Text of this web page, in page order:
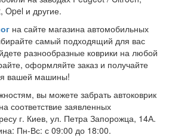
Opel и другие.
на сайте магазина автомобильных
самый подходящий для вас
разнообразные коврики на любой
оформляйте заказ и получайте
вашей машины!
вы можете забрать автоковрик
соответствие заявленных
г. Киев, ул. Петра Запорожца, 14А.
Пн-Вс: с 09:00 до 18:00.